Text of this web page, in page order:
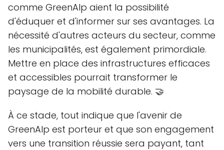
comme GreenAlp aient la possibilité
d'éduquer et d'informer sur ses avantages. La
nécessité d'autres acteurs du secteur, comme
les municipalités, est également primordiale.
Mettre en place des infrastructures efficaces
et accessibles pourrait transformer le
paysage de la mobilité durable. 🤝
À ce stade, tout indique que l'avenir de
GreenAlp est porteur et que son engagement
vers une transition réussie sera payant, tant